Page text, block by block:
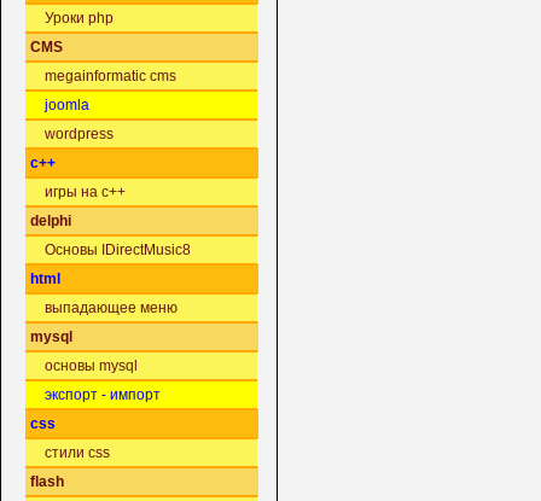
Уроки php
CMS
megainformatic cms
joomla
wordpress
c++
игры на c++
delphi
Основы IDirectMusic8
html
выпадающее меню
mysql
основы mysql
экспорт - импорт
css
стили css
flash